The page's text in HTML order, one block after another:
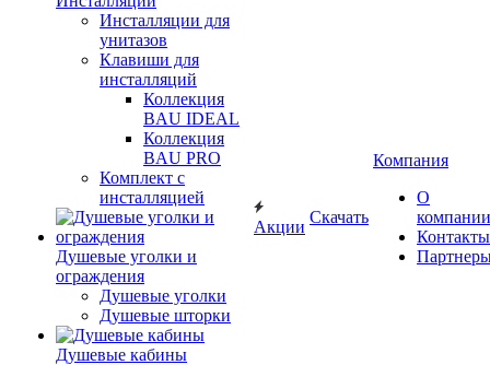
Инсталляции для
унитазов
Клавиши для
инсталляций
Коллекция
BAU IDEAL
Коллекция
BAU PRO
Комплект с
инсталляцией
Душевые уголки и
ограждения
Душевые уголки
Душевые шторки
Душевые кабины
Акции
Скачать
Компания
О
компании
Контакты